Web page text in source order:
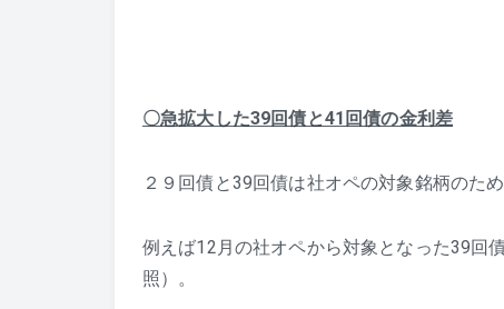
〇急拡大した39回債と41回債の金利差
２９回債と39回債は社オペの対象銘柄のた
例えば12月の社オペから対象となった39回
照）。